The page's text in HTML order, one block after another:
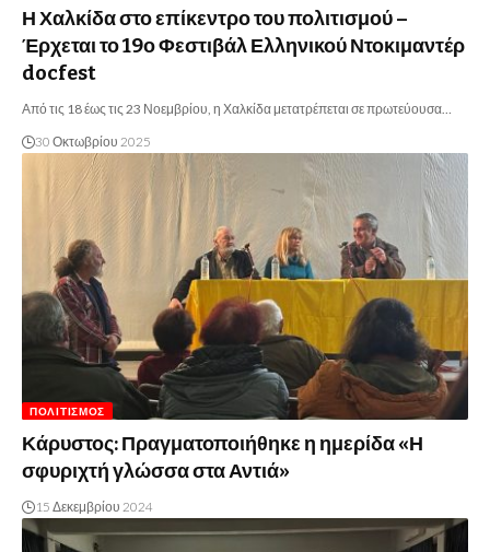
Η Χαλκίδα στο επίκεντρο του πολιτισμού –
Έρχεται το 19ο Φεστιβάλ Ελληνικού Ντοκιμαντέρ
docfest
Από τις 18 έως τις 23 Νοεμβρίου, η Χαλκίδα μετατρέπεται σε πρωτεύουσα…
30 Οκτωβρίου 2025
ΠΟΛΙΤΙΣΜΌΣ
Κάρυστος: Πραγματοποιήθηκε η ημερίδα «Η
σφυριχτή γλώσσα στα Αντιά»
15 Δεκεμβρίου 2024